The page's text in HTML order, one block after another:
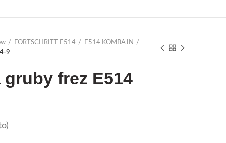
FORTSCHRITT E514
E514 KOMBAJN
9
frez E514